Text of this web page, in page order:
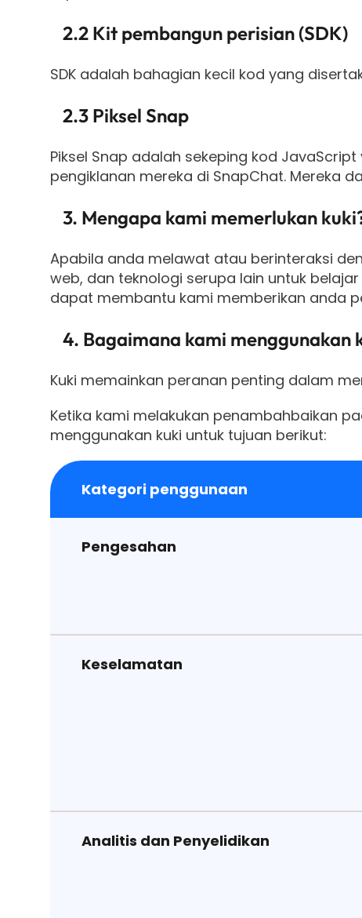
2.2 Kit pembangun perisian (SDK)
SDK adalah bahagian kecil kod yang
2.3 Piksel Snap
Piksel Snap adalah sekeping kod
pengiklanan mereka di SnapChat. Mereka
3. Mengapa kami memerlukan
Apabila anda melawat atau berinteraksi
web, dan teknologi serupa lain untuk
dapat membantu kami memberikan anda
4. Bagaimana kami menggunakan
Kuki memainkan peranan penting dalam
Ketika kami melakukan penambahbaikan
menggunakan kuki untuk tujuan berikut:
Kategori penggunaan
Pengesahan
Keselamatan
Analitis dan Penyelidikan